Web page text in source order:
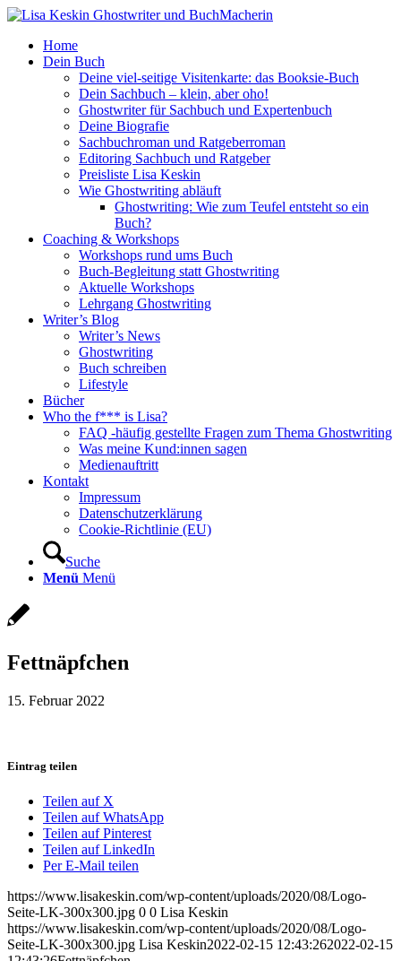
Home
Dein Buch
Deine viel-seitige Visitenkarte: das Booksie-Buch
Dein Sachbuch – klein, aber oho!
Ghostwriter für Sachbuch und Expertenbuch
Deine Biografie
Sachbuchroman und Ratgeberroman
Editoring Sachbuch und Ratgeber
Preisliste Lisa Keskin
Wie Ghostwriting abläuft
Ghostwriting: Wie zum Teufel entsteht so ein
Buch?
Coaching & Workshops
Workshops rund ums Buch
Buch-Begleitung statt Ghostwriting
Aktuelle Workshops
Lehrgang Ghostwriting
Writer’s Blog
Writer’s News
Ghostwriting
Buch schreiben
Lifestyle
Bücher
Who the f*** is Lisa?
FAQ -häufig gestellte Fragen zum Thema Ghostwriting
Was meine Kund:innen sagen
Medienauftritt
Kontakt
Impressum
Datenschutzerklärung
Cookie-Richtlinie (EU)
Suche
Menü Menü
Fettnäpfchen
15. Februar 2022
Eintrag teilen
Teilen auf X
Teilen auf WhatsApp
Teilen auf Pinterest
Teilen auf LinkedIn
Per E-Mail teilen
https://www.lisakeskin.com/wp-content/uploads/2020/08/Logo-
Seite-LK-300x300.jpg 0 0 Lisa Keskin
https://www.lisakeskin.com/wp-content/uploads/2020/08/Logo-
Seite-LK-300x300.jpg Lisa Keskin2022-02-15 12:43:262022-02-15